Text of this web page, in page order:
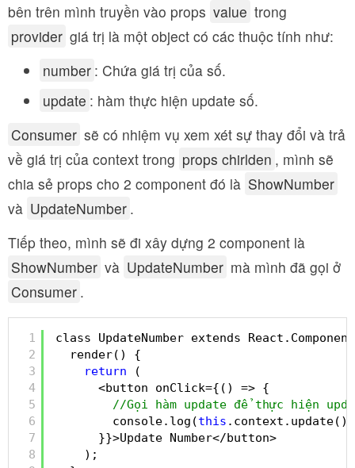
bên trên mình truyền vào props value trong
provider giá trị là một object có các thuộc tính như:
number : Chứa giá trị của số.
update : hàm thực hiện update số.
Consumer sẽ có nhiệm vụ xem xét sự thay đổi và trả
về giá trị của context trong props chirlden , mình sẽ
chia sẻ props cho 2 component đó là ShowNumber
và UpdateNumber .
Tiếp theo, mình sẽ đi xây dựng 2 component là
ShowNumber và UpdateNumber mà mình đã gọi ở
Consumer .
1
2
3
4
5
6
7
8
class UpdateNumber extends
render() {
return
(
<button onClick={() => {
//Gọi hàm update để thực hiện
console.log(this .context.update())
}}>Update Number</button>
);